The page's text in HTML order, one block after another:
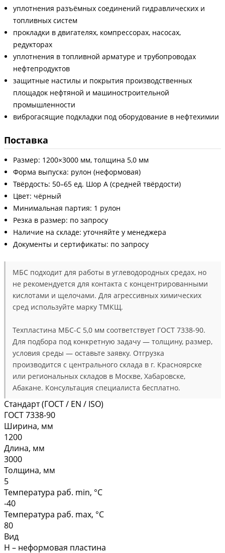
уплотнения разъёмных соединений гидравлических и
топливных систем
прокладки в двигателях, компрессорах, насосах,
редукторах
уплотнения в топливной арматуре и трубопроводах
нефтепродуктов
защитные настилы и покрытия производственных
площадок нефтяной и машиностроительной
промышленности
виброгасящие подкладки под оборудование в нефтехимии
Поставка
Размер: 1200×3000 мм, толщина 5,0 мм
Форма выпуска: рулон (неформовая)
Твёрдость: 50–65 ед. Шор А (средней твёрдости)
Цвет: чёрный
Минимальная партия: 1 рулон
Резка в размер: по запросу
Наличие на складе: уточняйте у менеджера
Документы и сертификаты: по запросу
МБС подходит для работы в углеводородных средах, но
не рекомендуется для контакта с концентрированными
кислотами и щелочами. Для агрессивных химических
сред используйте марку ТМКЩ.
Техпластина МБС-С 5,0 мм соответствует ГОСТ 7338-90.
Для подбора под конкретную задачу — толщину, размер,
условия среды — оставьте заявку. Отгрузка
производится с центрального склада в г. Красноярске
или региональных складов в Москве, Хабаровске,
Абакане. Консультация специалиста бесплатно.
Стандарт (ГОСТ / EN / ISO)
ГОСТ 7338-90
Ширина, мм
1200
Длина, мм
3000
Толщина, мм
5
Температура раб. min, °C
-40
Температура раб. max, °C
80
Вид
Н – неформовая пластина